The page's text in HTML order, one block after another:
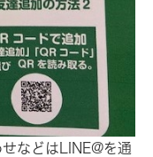
などはLINE@を通